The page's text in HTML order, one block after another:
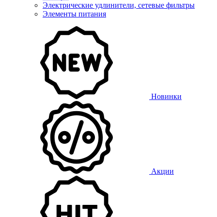
Электрические удлинители, сетевые фильтры
Элементы питания
Новинки
Акции